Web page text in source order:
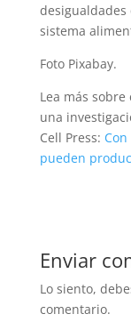
sistema
Foto Pixabay.
Lea más
una
Cell Press:
pueden
Enviar
Lo siento,
comentario.